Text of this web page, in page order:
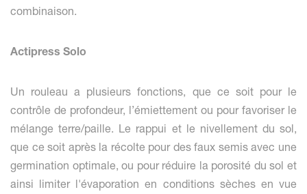
combinaison.
Actipress Solo
Un rouleau a plusieurs fonctions, que ce soit pour le
contrôle de profondeur, l’émiettement ou pour favoriser le
mélange terre/paille. Le rappui et le nivellement du sol,
que ce soit après la récolte pour des faux semis avec une
germination optimale, ou pour réduire la porosité du sol et
ainsi limiter l'évaporation en conditions sèches en vue